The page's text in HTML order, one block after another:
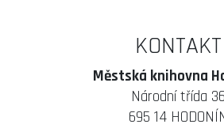
KONTAKT
Městská knihovna
Národní třída 36
695 14